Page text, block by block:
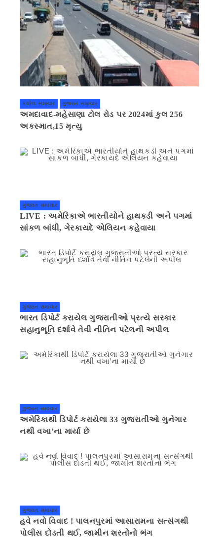
કલોલ સમાચાર ગુજરાત સમાચાર
અમદાવાદ-મહેસાણા ટોલ રોડ પર 2024માં કુલ 256
અકસ્માત,15 મૃત્યુ
ગુજરાત સમાચાર
LIVE : અમેરિકાએ ભારતીયોને હાથકડી અને પગમાં
સાંકળ બાંધી, ગેરકાયદે એલિયન કહેવાયા
ગુજરાત સમાચાર
ભારત ડિપોર્ટ કરાયેલ ગુજરાતીઓ પ્રત્યે સરકાર
સહાનુભૂતિ દર્શાવે તેવી નીતિન પટેલની અપીલ
ગુજરાત સમાચાર
અમેરિકાથી ડિપોર્ટ કરાયેલા 33 ગુજરાતીઓ ગુનેગાર
નથી વખા’ના માર્યા છે
ગુજરાત સમાચાર
હવે નવો વિવાદ ! પાલનપુરમાં આસારામના સત્સંગથી
પોલીસ દોડતી થઈ, જામીન શરતોનો ભંગ